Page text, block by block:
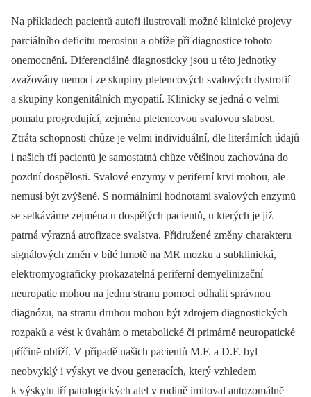
Na příkladech pacientů autoři ilustrovali možné klinické projevy
parciálního deficitu merosinu a obtíže při diagnostice tohoto
onemocnění. Diferenciálně diagnosticky jsou u této jednotky
zvažovány nemoci ze skupiny pletencových svalových dystrofií
a skupiny kongenitálních myopatií. Klinicky se jedná o velmi
pomalu progredující, zejména pletencovou svalovou slabost.
Ztráta schopnosti chůze je velmi individuální, dle literárních údajů
i našich tří pacientů je samostatná chůze většinou zachována do
pozdní dospělosti. Svalové enzymy v periferní krvi mohou, ale
nemusí být zvýšené. S normálními hodnotami svalových enzymů
se setkáváme zejména u dospělých pacientů, u kterých je již
patrná výrazná atrofizace svalstva. Přidružené změny charakteru
signálových změn v bílé hmotě na MR mozku a subklinická,
elektromyograficky prokazatelná periferní demyelinizační
neuropatie mohou na jednu stranu pomoci odhalit správnou
diagnózu, na stranu druhou mohou být zdrojem diagnostických
rozpaků a vést k úvahám o metabolické či primárně neuropatické
příčině obtíží. V případě našich pacientů M.F. a D.F. byl
neobvyklý i výskyt ve dvou generacích, který vzhledem
k výskytu tří patologických alel v rodině imitoval autozomálně